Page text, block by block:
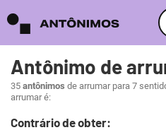
Antônimo de
35 antônimos de arrumar para 7
arrumar é:
Contrário de obter: